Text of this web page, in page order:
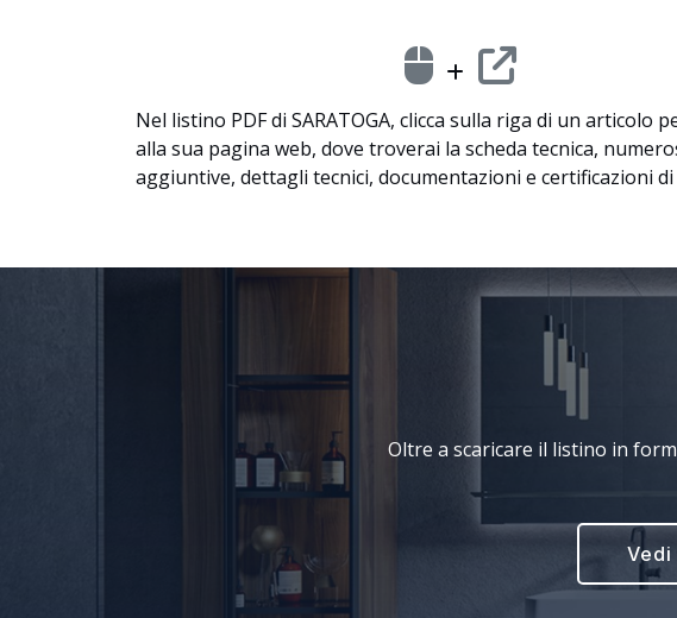
Nel listino PDF di SARATOGA, clicca sulla riga di un articolo
alla sua pagina web, dove troverai la scheda tecnica,
aggiuntive, dettagli tecnici, documentazioni e certificazioni
Oltre a scaricare il listino in
Vedi